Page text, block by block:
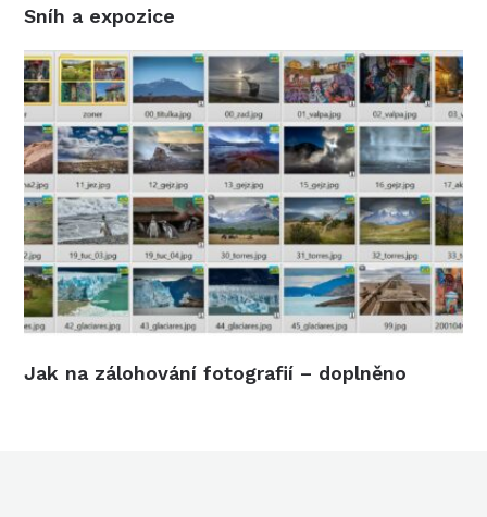
Sníh a expozice
Jak na zálohování fotografií – doplněno